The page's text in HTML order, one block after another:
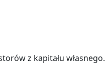
z kapitału własnego.